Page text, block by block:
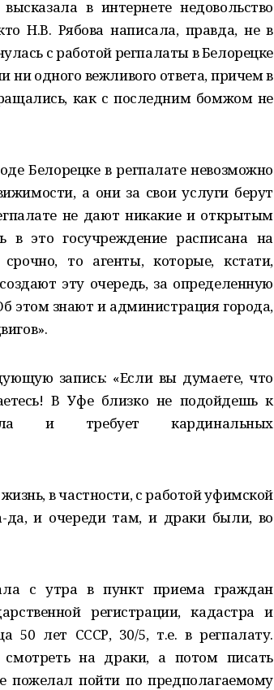
в интернете недовольство
Н.В. Рябова написала, правда, не в
с работой регпалаты в Белорецке
ни одного вежливого ответа, причем в
как с последним бомжом не
Белорецке в регпалате невозможно
а они за свои услуги берут
не дают никакие и открытым
в это госучреждение расписана на
то агенты, которые, кстати,
эту очередь, за определенную
этом знают и администрация города,
запись: «Если вы думаете, что
В Уфе близко не подойдешь к
и требует кардинальных
в частности, с работой уфимской
да, и очереди там, и драки были, во
с утра в пункт приема граждан
регистрации, кадастра и
50 лет СССР, 30/5, т.е. в регпалату.
смотреть на драки, а потом писать
пожелал пойти по предполагаемому